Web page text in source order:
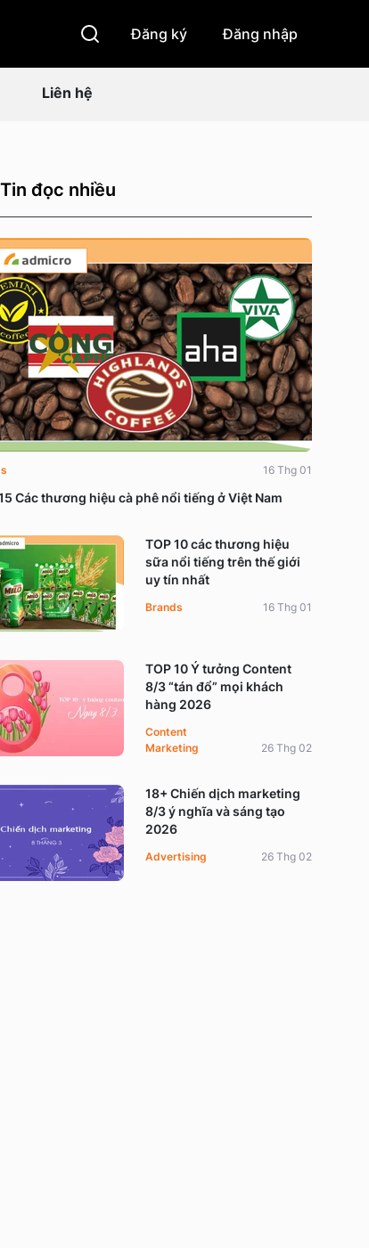
Đăng ký Đăng nhập
Liên hệ
Tin đọc nhiều
Các thương hiệu cà phê nổi tiếng ở Việt Nam
16 Thg 01
TOP 10 các thương hiệu
sữa nổi tiếng trên thế giới
uy tín nhất
Brands 16 Thg 01
TOP 10 Ý tưởng Content
8/3 “tán đổ” mọi khách
hàng 2026
Content
Marketing
26 Thg 02
18+ Chiến dịch marketing
8/3 ý nghĩa và sáng tạo
2026
Advertising 26 Thg 02